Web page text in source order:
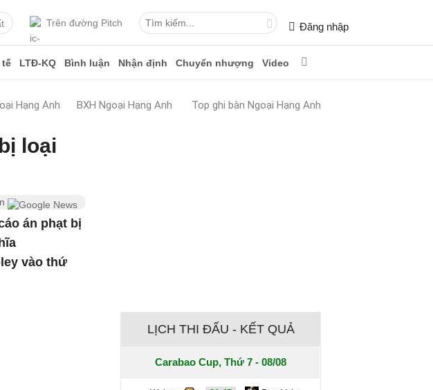
Trên đường Pitch Đăng nhập
tế LTĐ-KQ Bình luận Nhận định Chuyển nhượng Video
Hạng Anh BXH Ngoại Hạng Anh Top ghi bàn Ngoại Hạng Anh
loại
án phạt bị
vào thứ
LỊCH THI ĐẤU - KẾT QUẢ
Carabao Cup, Thứ 7 - 08/08